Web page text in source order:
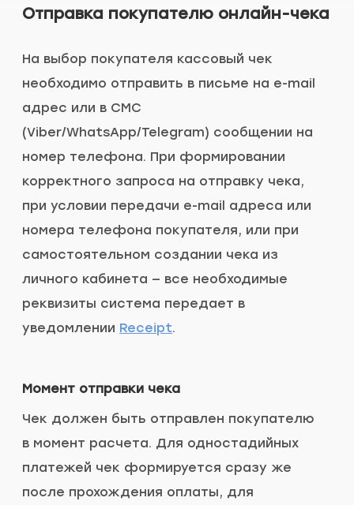
Отправка покупателю онлайн-чека
На выбор покупателя кассовый чек
необходимо отправить в письме на e-mail
адрес или в СМС
(Viber/WhatsApp/Telegram) сообщении на
номер телефона. При формировании
корректного запроса на отправку чека,
при условии передачи e-mail адреса или
номера телефона покупателя, или при
самостоятельном создании чека из
личного кабинета — все необходимые
реквизиты система передает в
уведомлении Receipt.
Момент отправки чека
Чек должен быть отправлен покупателю
в момент расчета. Для одностадийных
платежей чек формируется сразу же
после прохождения оплаты, для